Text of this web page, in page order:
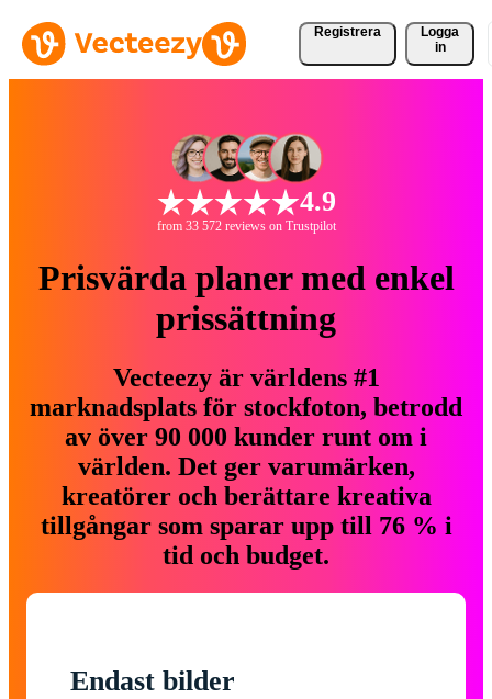
Registrera
Logga
in
4.9
from 33 572 reviews on Trustpilot
Prisvärda planer med enkel
prissättning
Vecteezy är världens #1
marknadsplats för stockfoton, betrodd
av över 90 000 kunder runt om i
världen. Det ger varumärken,
kreatörer och berättare kreativa
tillgångar som sparar upp till 76 % i
tid och budget.
Endast bilder